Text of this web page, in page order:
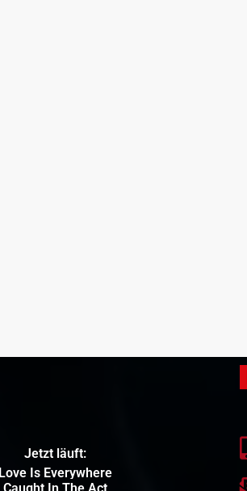
Jetzt läuft:
Love Is Everywhere